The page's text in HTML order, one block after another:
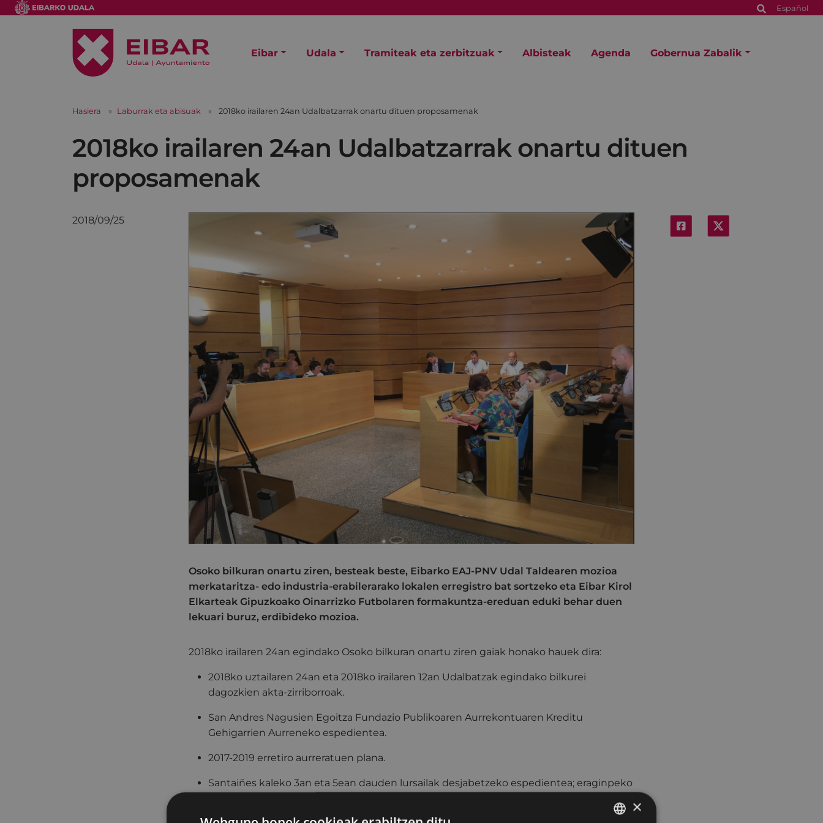
Español
Eibar Udala Tramiteak eta zerbitzuak Albisteak Agenda Gobernua Zabalik
Hasiera Laburrak eta abisuak 2018ko irailaren 24an Udalbatzarrak onartu dituen proposamenak
2018ko irailaren 24an Udalbatzarrak onartu dituen
proposamenak
2018/09/25
Osoko bilkuran onartu ziren, besteak beste, Eibarko EAJ-PNV Udal Taldearen mozioa
merkataritza- edo industria-erabilerarako lokalen erregistro bat sortzeko eta Eibar Kirol
Elkarteak Gipuzkoako Oinarrizko Futbolaren formakuntza-ereduan eduki behar duen
lekuari buruz, erdibideko mozioa.
2018ko irailaren 24an egindako Osoko bilkuran onartu ziren gaiak honako hauek dira:
2018ko uztailaren 24an eta 2018ko irailaren 12an Udalbatzak egindako bilkurei
dagozkien akta-zirriborroak.
San Andres Nagusien Egoitza Fundazio Publikoaren Aurrekontuaren Kreditu
Gehigarrien Aurreneko espedientea.
2017-2019 erretiro aurreratuen plana.
Santaiñes kaleko 3an eta 5ean dauden lursailak desjabetzeko espedientea; eraginpeko
×